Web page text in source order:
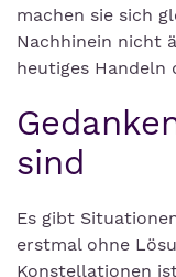
machen sie sich
Nachhinein nicht
heutiges Handeln
sind
Es gibt
erstmal ohne
Konstellationen